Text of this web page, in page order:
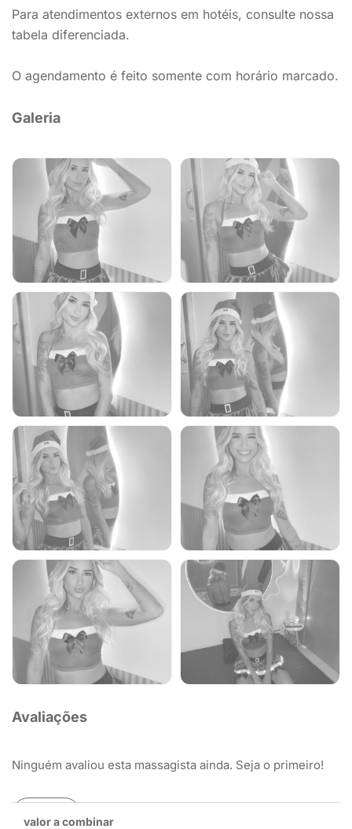
valor a combinar
Para atendimentos externos em hotéis, consulte nossa
tabela diferenciada.
O agendamento é feito somente com horário marcado.
Galeria
Avaliações
Ninguém avaliou esta massagista ainda. Seja o primeiro!
Avaliar